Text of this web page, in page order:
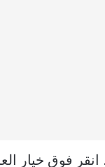
انقر فوق خيار